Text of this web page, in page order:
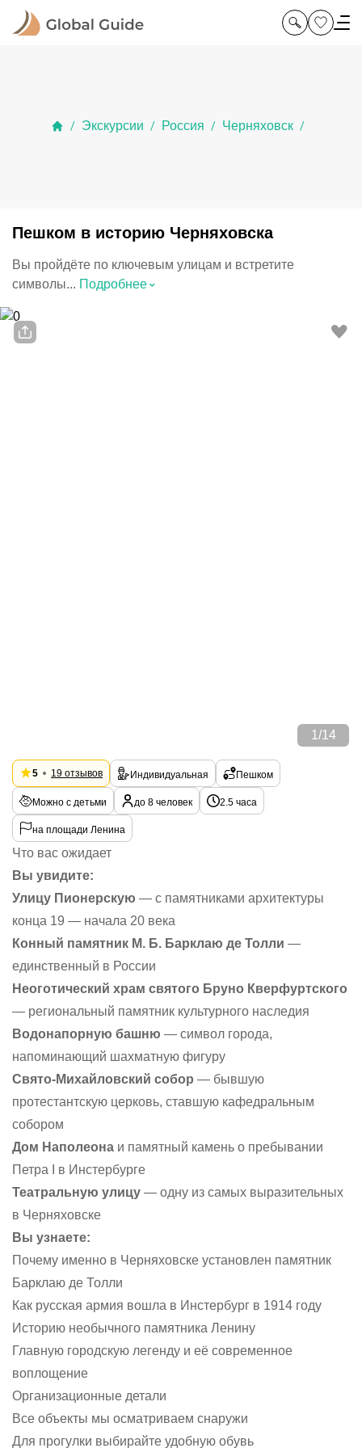
/ Экскурсии / Россия / Черняховск /
Пешком в историю Черняховска
Вы пройдёте по ключевым улицам и встретите
символы... Подробнее⌃
1 /14
5 19 отзывов Индивидуальная Пешком
Можно с детьми до 8 человек 2.5 часа
на площади Ленина
Что вас ожидает
Вы увидите:
Улицу Пионерскую — с памятниками архитектуры
конца 19 — начала 20 века
Конный памятник М. Б. Барклаю де Толли —
единственный в России
Неоготический храм святого Бруно Кверфуртского
— региональный памятник культурного наследия
Водонапорную башню — символ города,
напоминающий шахматную фигуру
Свято-Михайловский собор — бывшую
протестантскую церковь, ставшую кафедральным
собором
Дом Наполеона и памятный камень о пребывании
Петра I в Инстербурге
Театральную улицу — одну из самых выразительных
в Черняховске
Вы узнаете:
Почему именно в Черняховске установлен памятник
Барклаю де Толли
Как русская армия вошла в Инстербург в 1914 году
Историю необычного памятника Ленину
Главную городскую легенду и её современное
воплощение
Организационные детали
Все объекты мы осматриваем снаружи
Для прогулки выбирайте удобную обувь